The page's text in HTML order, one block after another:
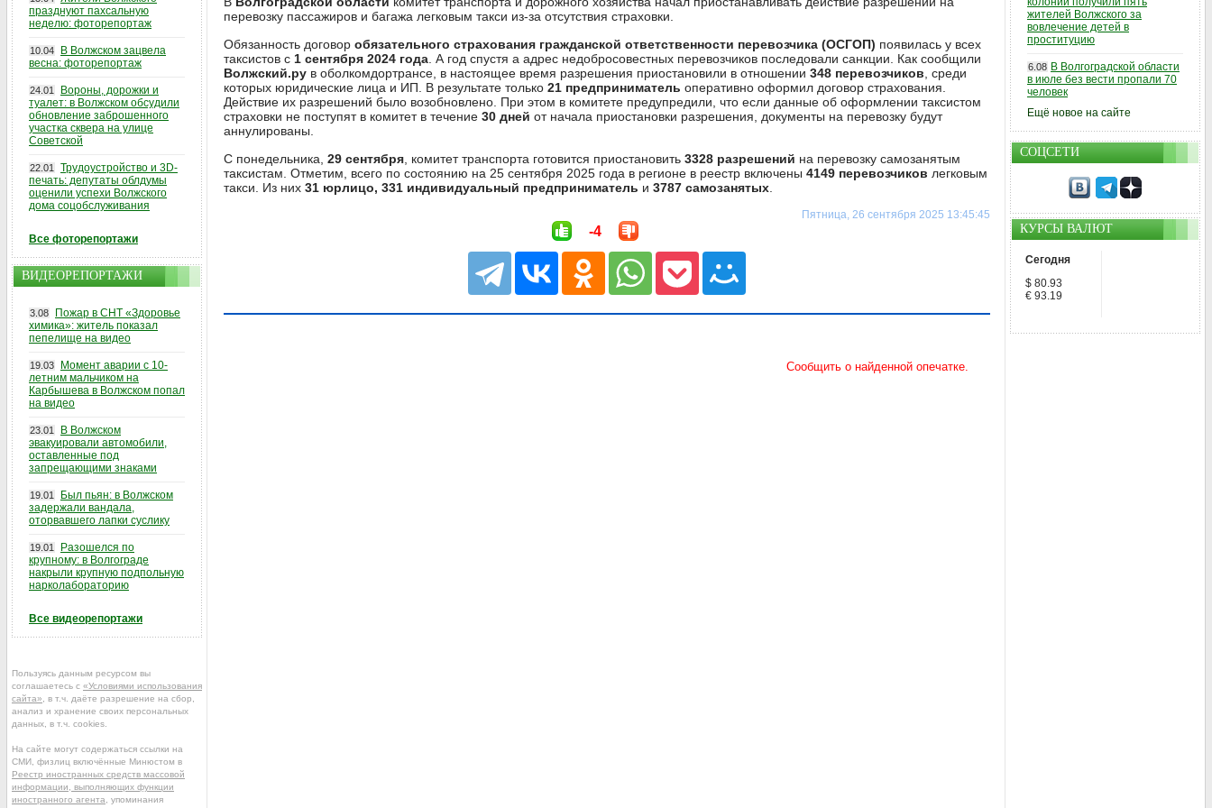
перевозку пассажиров и багажа легковым такси из-за отсутствия страховки.
Обязанность договор обязательного страхования гражданской ответственности перевозчика (ОСГОП) появилась у всех
таксистов с 1 сентября 2024 года . А год спустя а адрес недобросовестных перевозчиков последовали санкции. Как сообщили
Волжский.ру в оболкомдортрансе, в настоящее время разрешения приостановили в отношении 348 перевозчиков , среди
которых юридические лица и ИП. В результате только 21 предприниматель оперативно оформил договор страхования.
Действие их разрешений было возобновлено. При этом в комитете предупредили, что если данные об оформлении таксистом
страховки не поступят в комитет в течение 30 дней от начала приостановки разрешения, документы на перевозку будут
аннулированы.
С понедельника, 29 сентября , комитет транспорта готовится приостановить 3328 разрешений на перевозку самозанятым
таксистам. Отметим, всего по состоянию на 25 сентября 2025 года в регионе в реестр включены 4149 перевозчиков легковым
такси. Из них 31 юрлицо, 331 индивидуальный предприниматель и 3787 самозанятых
Пятница, 26 сентября 2025 13:45:45
-4
празднуют пахсальную
неделю: фоторепортаж
10.04
В Волжском зацвела
весна: фоторепортаж
24.01
Вороны, дорожки и
туалет: в Волжском обсудили
обновление заброшенного
участка сквера на улице
Советской
22.01
Трудоустройство и 3D-
печать: депутаты облдумы
оценили успехи Волжского
дома соцобслуживания
Все фоторепортажи
ВИДЕОРЕПОРТАЖИ
3.08
Пожар в СНТ «Здоровье
химика»: житель показал
пепелище на видео
19.03
Момент аварии с 10-
летним мальчиком на
Карбышева в Волжском попал
на видео
23.01
В Волжском
эвакуировали автомобили,
оставленные под
запрещающими знаками
19.01
Был пьян: в Волжском
задержали вандала,
оторвавшего лапки суслику
19.01
Разошелся по
крупному: в Волгограде
накрыли крупную подпольную
нарколабораторию
Все видеорепортажи
Пользуясь данным ресурсом вы
соглашаетесь с «Условиями использования
сайта» , в т.ч. даёте разрешение на сбор,
анализ и хранение своих персональных
данных, в т.ч. cookies.
На сайте могут содержаться ссылки на
СМИ, физлиц включённые Минюстом в
Реестр иностранных средств массовой
информации, выполняющих функции
иностранного агента , упоминания
жителей Волжского за
вовлечение детей в
проституцию
6.08 В Волгоградской области
в июле без вести пропали 70
человек
Ещё новое на сайте
СОЦСЕТИ
КУРСЫ ВАЛЮТ
Сегодня
$ 80.93
€ 93.19